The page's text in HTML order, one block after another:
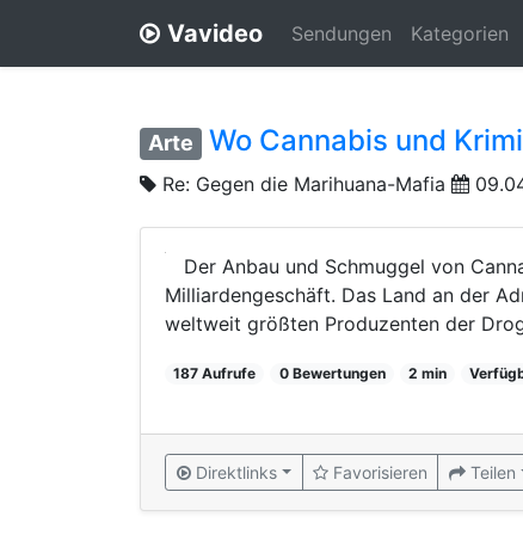
Vavideo Sendungen Kategorien
Arte Wo Cannabis und
Re: Gegen die Marihuana-Mafia
Der Anbau und Schmuggel von
Milliardengeschäft. Das Land an der
weltweit größten Produzenten der
187 Aufrufe 0 Bewertungen 2 min
Direktlinks Favorisieren Teilen